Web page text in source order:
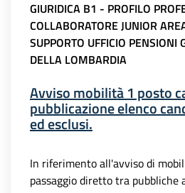
GIURIDICA B1 - PROFILO
COLLABORATORE JUNIOR
SUPPORTO UFFICIO PENSIONI
DELLA LOMBARDIA
Avviso mobilità 1 posto
pubblicazione elenco
ed esclusi.
In riferimento all'avviso di
passaggio diretto tra pubbliche